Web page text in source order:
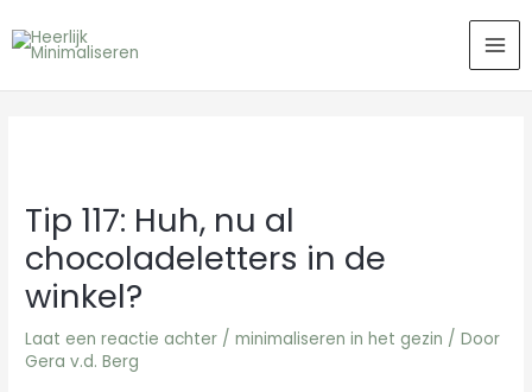
naar
Tip 117: Huh, nu al
chocoladeletters in de
winkel?
Laat een reactie achter /minimaliseren in het gezin / Door
Gera v.d. Berg